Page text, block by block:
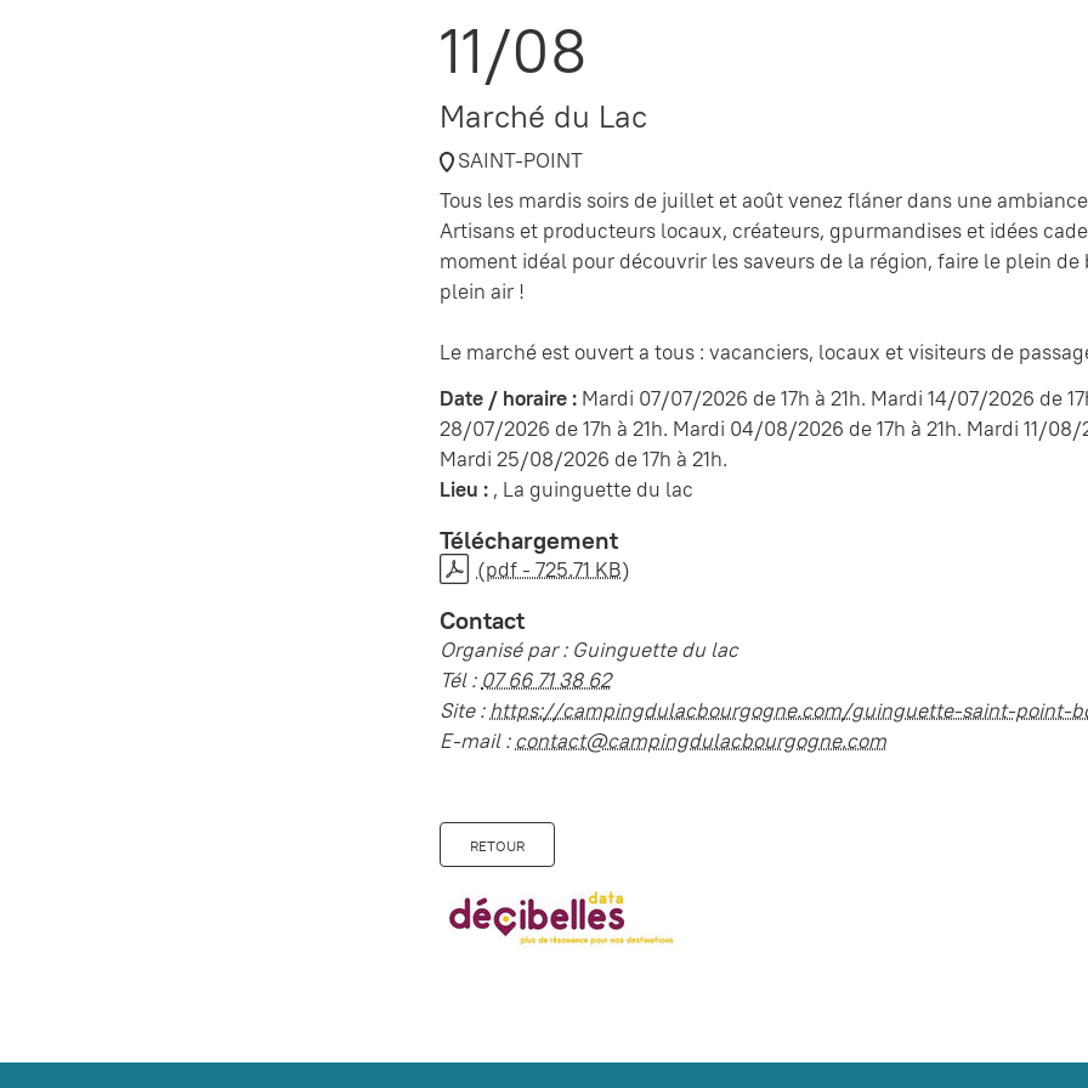
11/08
Marché du Lac
SAINT-POINT
Tous les mardis soirs de juillet et août venez fláner dans une
Artisans et producteurs locaux, créateurs, gpurmandises et idées
moment idéal pour découvrir les saveurs de la région, faire le plein
plein air !
Le marché est ouvert a tous : vacanciers, locaux et visiteurs de
Date / horaire : Mardi 07/07/2026 de 17h à 21h. Mardi 14/07/2026 de
28/07/2026 de 17h à 21h. Mardi 04/08/2026 de 17h à 21h. Mardi 11/
Mardi 25/08/2026 de 17h à 21h.
Lieu : , La guinguette du lac
Téléchargement
(pdf - 725.71 KB)
Contact
Organisé par : Guinguette du lac
Tél : 07 66 71 38 62
Site :https://campingdulacbourgogne.com/guinguette-saint-point-
E-mail :contact@campingdulacbourgogne.com
RETOUR